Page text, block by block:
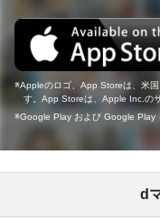
Appleのロゴ、App Storeは、米
す。App Storeは、Apple Inc.の
Google Play および Google Play
d